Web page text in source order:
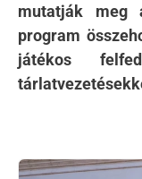
mutatják meg
program
játékos
Kép